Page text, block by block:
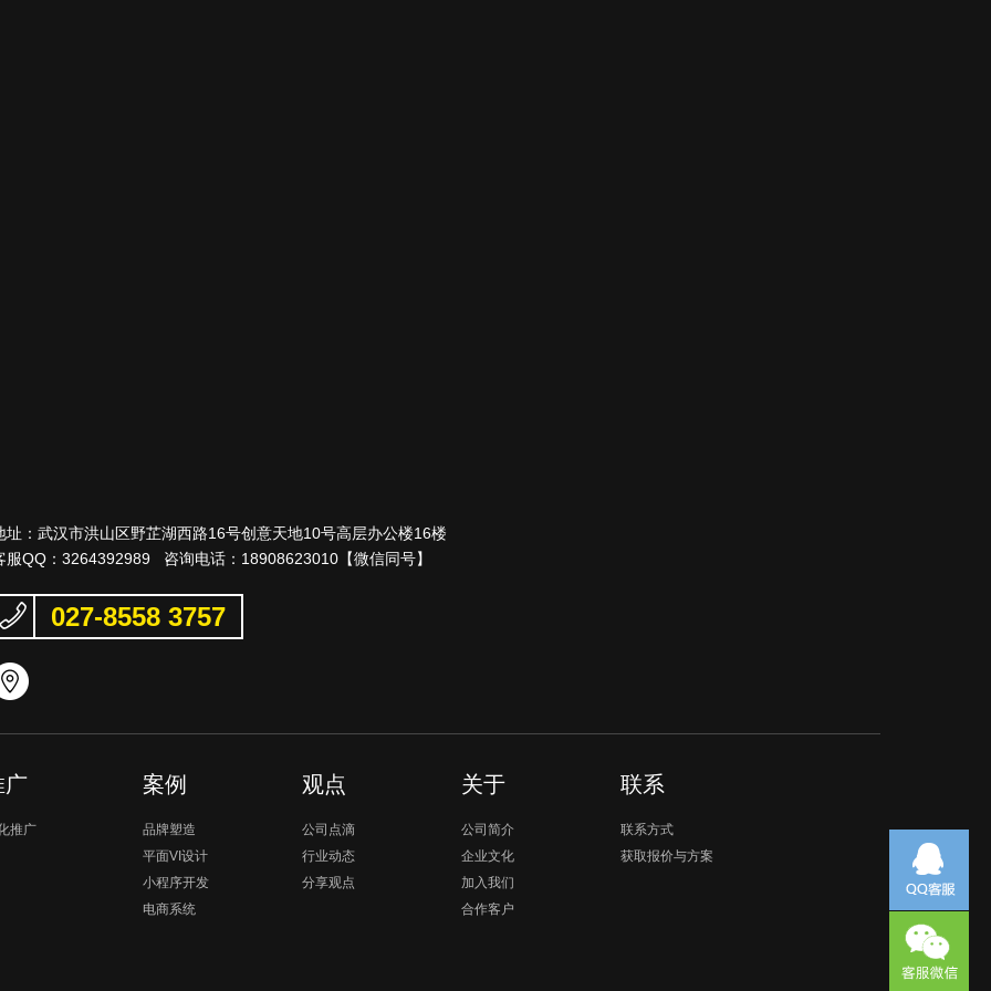
址：武汉市洪山区野芷湖西路16号创意天地10号高层办公楼16楼
服QQ： 3264392989 咨询电话： 18908623010 【微信同号】
027-8558 3757
广
推广
案例
品牌塑造
平面VI设计
小程序开发
电商系统
观点
公司点滴
行业动态
分享观点
关于
公司简介
企业文化
加入我们
合作客户
联系
联系方式
获取报价与方案